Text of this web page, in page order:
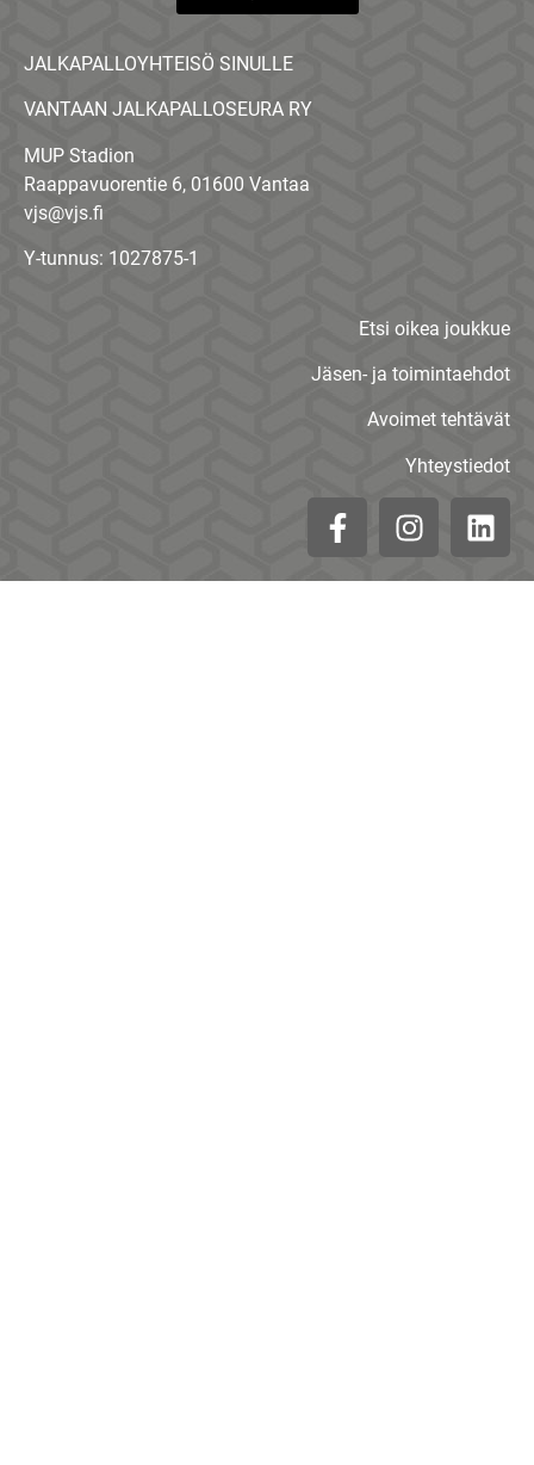
JALKAPALLOYHTEISÖ SINULLE
VANTAAN JALKAPALLOSEURA RY
MUP Stadion
Raappavuorentie 6, 01600 Vantaa
vjs@vjs.fi
Y-tunnus: 1027875-1
Etsi oikea joukkue
Jäsen- ja toimintaehdot
Avoimet tehtävät
Yhteystiedot